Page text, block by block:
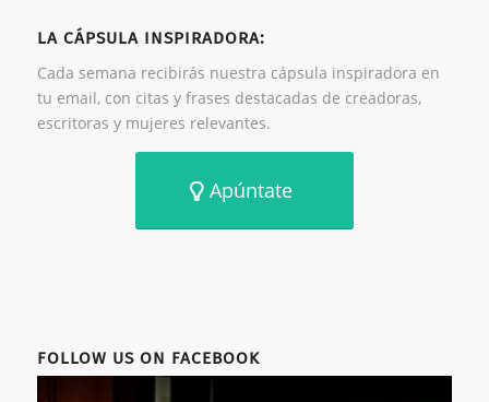
LA CÁPSULA INSPIRADORA:
Cada semana recibirás nuestra cápsula inspiradora en
tu email, con citas y frases destacadas de creadoras,
escritoras y mujeres relevantes.
Apúntate
FOLLOW US ON FACEBOOK